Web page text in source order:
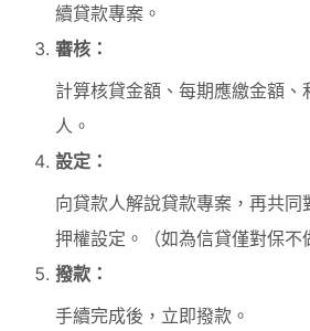
續貸款專案。
審核：
計算核貸金額、每期應繳金額、
人。
設定：
向貸款人解說貸款專案，再共
押權設定。（如為信貸僅對保不
撥款：
手續完成後，立即撥款。